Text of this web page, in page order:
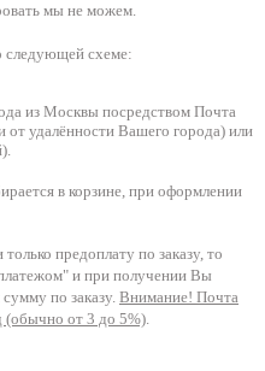
мы не можем.
следующей схеме:
из Москвы посредством Почта
от удалённости Вашего города) или
в корзине, при оформлении
предоплату по заказу, то
и при получении Вы
по заказу. Внимание! Почта
(обычно от 3 до 5%).